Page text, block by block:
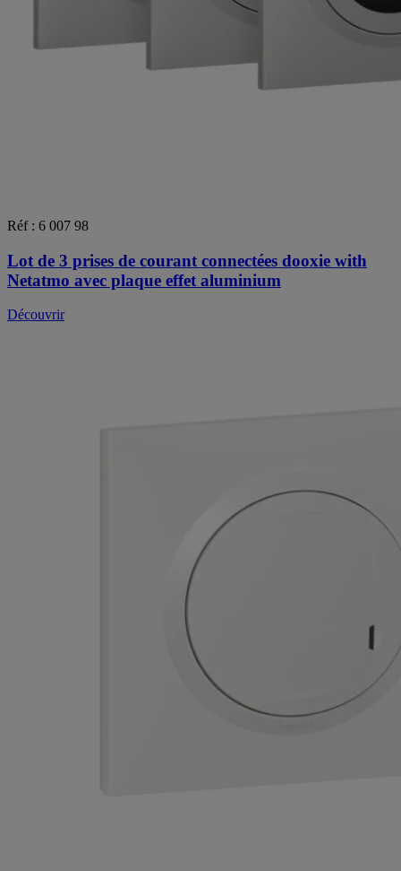
Réf : 6 007 98
Lot de 3 prises de courant connectées dooxie with
Netatmo avec plaque effet aluminium
Découvrir